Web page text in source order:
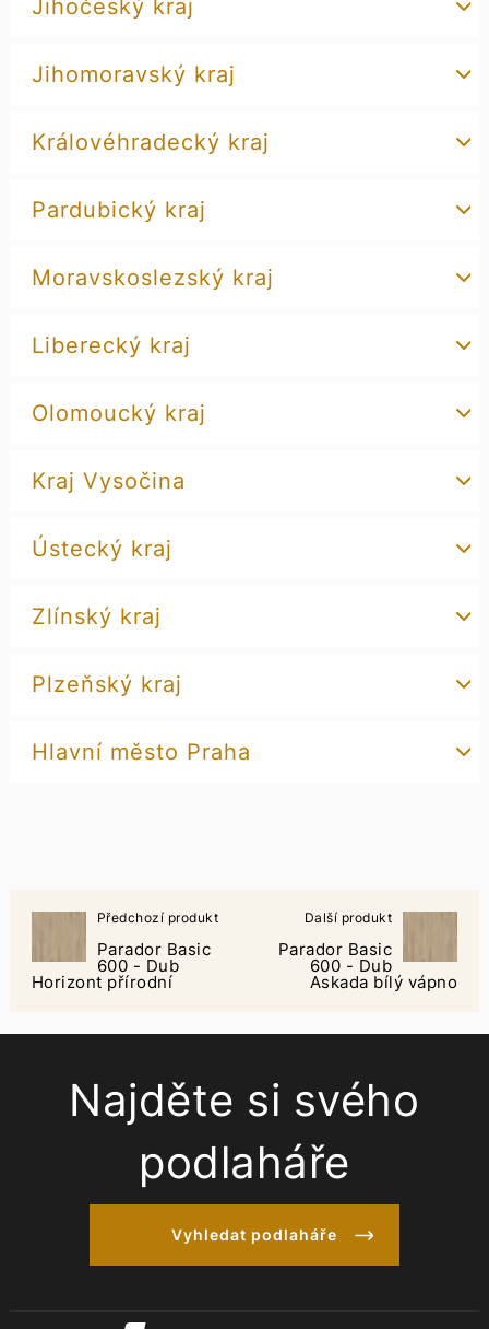
Jihočeský kraj
Jihomoravský kraj
Královéhradecký kraj
Pardubický kraj
Moravskoslezský kraj
Liberecký kraj
Olomoucký kraj
Kraj Vysočina
Ústecký kraj
Zlínský kraj
Plzeňský kraj
Hlavní město Praha
Předchozí produkt
Parador Basic
600 - Dub
Horizont přírodní
Další produkt
Parador Basic
600 - Dub
Askada bílý vápno
Najděte si svého
podlaháře
Vyhledat podlaháře